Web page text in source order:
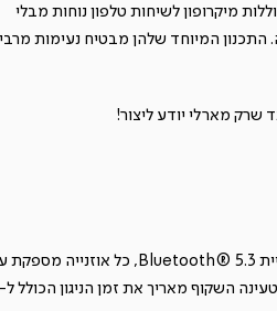
מיקרופון לשיחות טלפון נוחות מבלי
התכנון המיוחד שלהן מבטיח נעימות
שרק מארלי יודע ליצור!